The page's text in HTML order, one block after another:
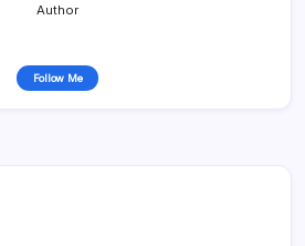
Author
Follow Me